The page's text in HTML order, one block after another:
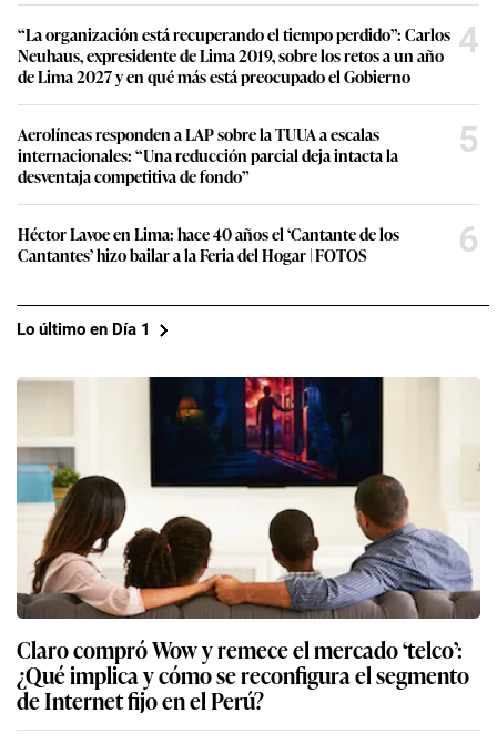
“La organización está recuperando el tiempo perdido”: Carlos
Neuhaus, expresidente de Lima 2019, sobre los retos a un año
de Lima 2027 y en qué más está preocupado el Gobierno
4
Aerolíneas responden a LAP sobre la TUUA a escalas
internacionales: “Una reducción parcial deja intacta la
desventaja competitiva de fondo”
5
Héctor Lavoe en Lima: hace 40 años el ‘Cantante de los
Cantantes’ hizo bailar a la Feria del Hogar | FOTOS
6
Lo último en Día 1
Claro compró Wow y remece el mercado ‘telco’:
¿Qué implica y cómo se reconfigura el segmento
de Internet fijo en el Perú?